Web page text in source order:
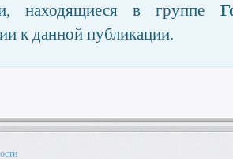
находящиеся в группе
к данной публикации.